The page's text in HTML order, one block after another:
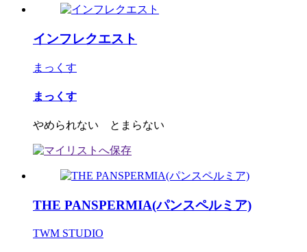
インフレクエスト
まっくす
まっくす
やめられない とまらない
THE PANSPERMIA(パンスペルミア)
TWM STUDIO